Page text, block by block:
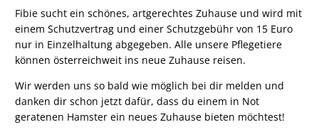
Fibie sucht ein schönes, artgerechtes Zuhause und wird mit
einem Schutzvertrag und einer Schutzgebühr von 15 Euro
nur in Einzelhaltung abgegeben. Alle unsere Pflegetiere
können österreichweit ins neue Zuhause reisen.
Wir werden uns so bald wie möglich bei dir melden und
danken dir schon jetzt dafür, dass du einem in Not
geratenen Hamster ein neues Zuhause bieten möchtest!